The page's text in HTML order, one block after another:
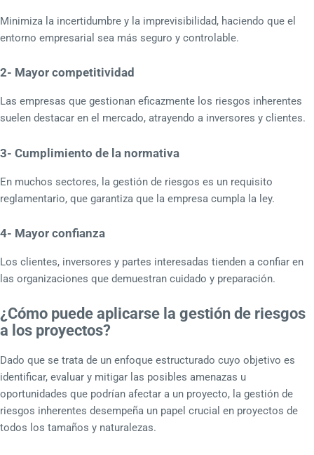
Minimiza la incertidumbre y la imprevisibilidad, haciendo que el
entorno empresarial sea más seguro y controlable.
2- Mayor competitividad
Las empresas que gestionan eficazmente los riesgos inherentes
suelen destacar en el mercado, atrayendo a inversores y clientes.
3- Cumplimiento de la normativa
En muchos sectores, la gestión de riesgos es un requisito
reglamentario, que garantiza que la empresa cumpla la ley.
4- Mayor confianza
Los clientes, inversores y partes interesadas tienden a confiar en
las organizaciones que demuestran cuidado y preparación.
¿Cómo puede aplicarse la gestión de riesgos
a los proyectos?
Dado que se trata de un enfoque estructurado cuyo objetivo es
identificar, evaluar y mitigar las posibles amenazas u
oportunidades que podrían afectar a un proyecto, la gestión de
riesgos inherentes desempeña un papel crucial en proyectos de
todos los tamaños y naturalezas.